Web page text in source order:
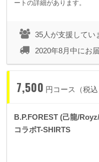
ートの詳細があります。
35人が支援してい
2020年8月中にお
7,500 円コース（税込
B.P.FOREST (己龍/
コラボT-SHIRTS